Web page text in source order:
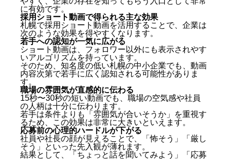
に有効です。
採用ショート動画で得られる主な効果
札幌で採用ショート動画を活用することで、企業は
次のような効果を得やすくなります。
若手への認知が一気に広がる
ショート動画は、フォロワー以外にも表示されやす
いアルゴリズムを持っています。
そのため、知名度の低い札幌の中小企業でも、動画
内容次第で若手に広く認知される可能性がありま
す。
職場の雰囲気が直感的に伝わる
15秒〜30秒の短い動画でも、職場の空気感や社員
の人柄は十分に伝わります。
若手は条件よりも「雰囲気が合いそうか」を重視す
るため、この効果は非常に大きいといえます。
応募前の心理的ハードルが下がる
社員や社長の顔が見えることで、「怖そう」「厳し
そう」といった先入観が薄れます。
結果として、「ちょっと話を聞いてみよう」「応募